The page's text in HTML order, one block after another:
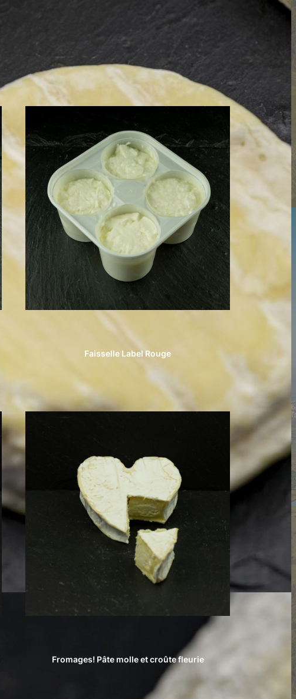
Faisselle Label Rouge
Fromages! Pâte molle et croûte fleurie